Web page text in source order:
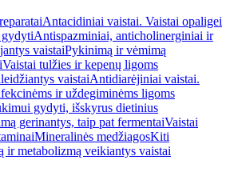
Antacidiniai vaistai. Vaistai opaligei
Antispazminiai, anticholinerginiai ir
vaistaiPykinimą ir vėmimą
Vaistai tulžies ir kepenų ligoms
vaistaiAntidiarėjiniai vaistai.
ir uždegiminėms ligoms
gydyti, išskyrus dietinius
gerinantys, taip pat fermentaiVaistai
Mineralinės medžiagosKiti
ir metabolizmą veikiantys vaistai